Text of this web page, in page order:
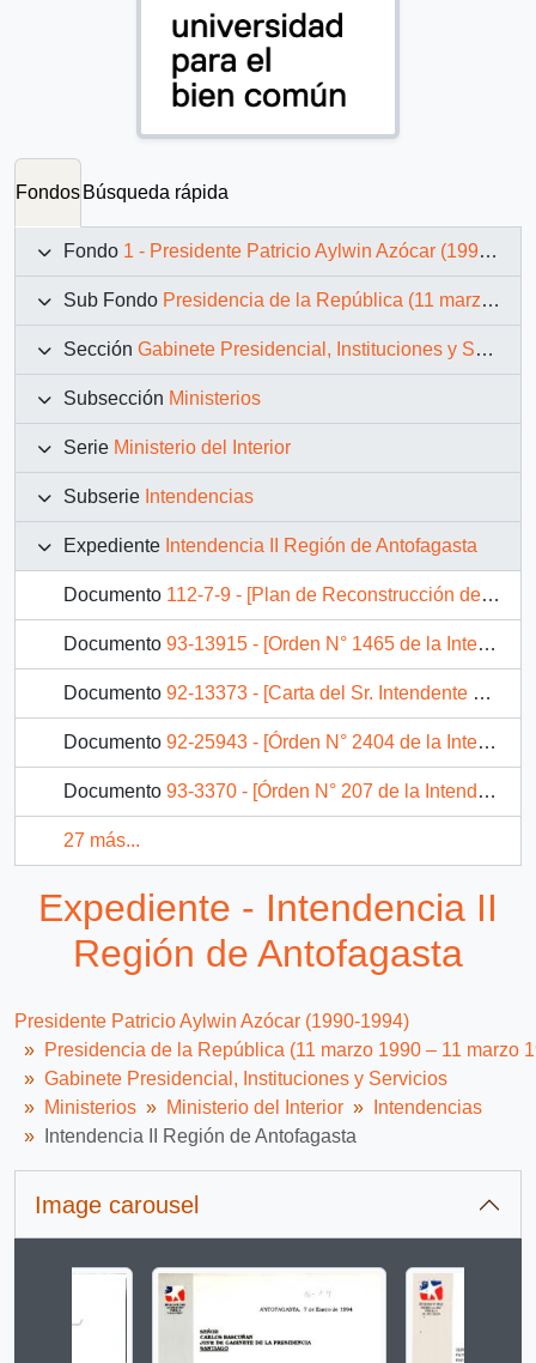
Fondos Búsqueda rápida
Fondo 1 - Presidente Patricio Aylwin Azócar (1990-1994)
Sub Fondo Presidencia de la República (11 marzo 1990 – 11 marzo 1994)
Sección Gabinete Presidencial, Instituciones y Servicios
Subsección Ministerios
Serie Ministerio del Interior
Subserie Intendencias
Expediente Intendencia II Región de Antofagasta
Documento 112-7-9 - [Plan de Reconstrucción de Antofagasta y Taltal]
Documento 93-13915 - [Orden N° 1465 de la Intendencia de la II Región]
Documento 92-13373 - [Carta del Sr. Intendente de la II Región informa de los principales problemas del Gobierno Regional]
Documento 92-25943 - [Órden N° 2404 de la Intendencia de Antofagasta]
Documento 93-3370 - [Órden N° 207 de la Intendencia de Antofagasta]
27 más...
Expediente - Intendencia II
Región de Antofagasta
Presidente Patricio Aylwin Azócar (1990-1994)
Presidencia de la República (11 marzo 1990 – 11 marzo
Gabinete Presidencial, Instituciones y Servicios
Ministerios
Ministerio del Interior
Intendencias
Intendencia II Región de Antofagasta
Image carousel
Changing the current slide of this carousel will